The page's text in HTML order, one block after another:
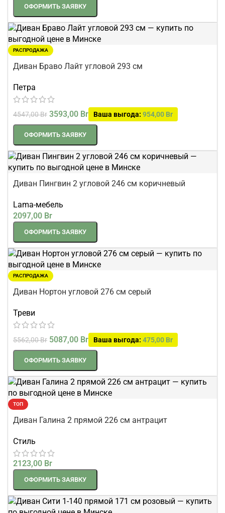
ОФОРМИТЬ ЗАЯВКУ
РАСПРОДАЖА
Диван Браво Лайт угловой 293 см
Петра
4547,00Br 3593,00 Br Ваша выгода: 954,00 Br
ОФОРМИТЬ ЗАЯВКУ
Диван Пингвин 2 угловой 246 см коричневый
Lama-мебель
2097,00 Br
ОФОРМИТЬ ЗАЯВКУ
РАСПРОДАЖА
Диван Нортон угловой 276 см серый
Треви
5562,00Br 5087,00 Br Ваша выгода: 475,00 Br
ОФОРМИТЬ ЗАЯВКУ
ТОП
Диван Галина 2 прямой 226 см антрацит
Стиль
2123,00 Br
ОФОРМИТЬ ЗАЯВКУ